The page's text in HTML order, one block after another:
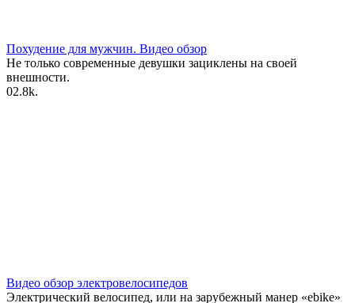
Похудение для мужчин. Видео обзор
Не только современные девушки зациклены на своей
внешности.
02.8k.
Видео обзор электровелосипедов
Электрический велосипед, или на зарубежный манер «ebike»